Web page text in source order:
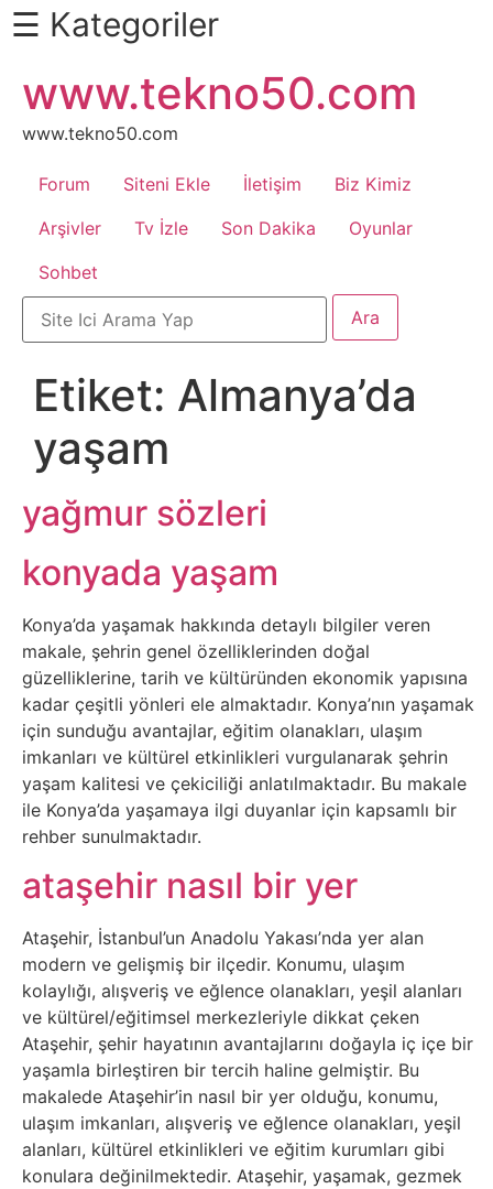
Daha
Fazlası
İçin
Kaydır
Android
Apk
Arabalar
Bankacılık
İşlemleri
Belgesel
Bilgi
Bilgisayar
Bilim
Bitcoin
Bitkiler
Çizgi
Film
Diğer
Sosyal
Medyalar
Din
Dokümanlar
☰ Kategoriler
atla
www.tekno50.com
www.tekno50.com
Forum Siteni Ekle İletişim
Biz Kimiz
Arşivler
Tv İzle Son Dakika
Oyunlar
Sohbet
Etiket: Almanya’da
yaşam
yağmur sözleri
konyada yaşam
Konya’da yaşamak hakkında detaylı bilgiler veren
makale, şehrin genel özelliklerinden doğal
güzelliklerine, tarih ve kültüründen ekonomik yapısına
kadar çeşitli yönleri ele almaktadır. Konya’nın yaşamak
için sunduğu avantajlar, eğitim olanakları, ulaşım
imkanları ve kültürel etkinlikleri vurgulanarak şehrin
yaşam kalitesi ve çekiciliği anlatılmaktadır. Bu makale
ile Konya’da yaşamaya ilgi duyanlar için kapsamlı bir
rehber sunulmaktadır.
ataşehir nasıl bir yer
Ataşehir, İstanbul’un Anadolu Yakası’nda yer alan
modern ve gelişmiş bir ilçedir. Konumu, ulaşım
kolaylığı, alışveriş ve eğlence olanakları, yeşil alanları
ve kültürel/eğitimsel merkezleriyle dikkat çeken
Ataşehir, şehir hayatının avantajlarını doğayla iç içe bir
yaşamla birleştiren bir tercih haline gelmiştir. Bu
makalede Ataşehir’in nasıl bir yer olduğu, konumu,
ulaşım imkanları, alışveriş ve eğlence olanakları, yeşil
alanları, kültürel etkinlikleri ve eğitim kurumları gibi
konulara değinilmektedir. Ataşehir, yaşamak, gezmek